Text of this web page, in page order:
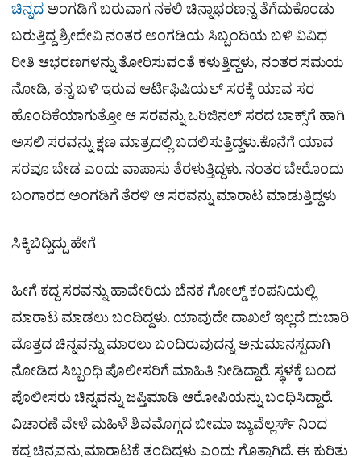
ಚಿನ್ನದಅಂಗಡಿಗೆ ಬರುವಾಗ ನಕಲಿ ಚಿನ್ನಾಭರಣನ್ನ ತೆಗೆದುಕೊಂಡು
ಬರುತ್ತಿದ್ದ ಶ್ರೀದೇವಿ ನಂತರ ಅಂಗಡಿಯ ಸಿಬ್ಬಂದಿಯ ಬಳಿ ವಿವಿಧ
ರೀತಿ ಆಭರಣಗಳನ್ನು ತೋರಿಸುವಂತೆ ಕಳುತ್ತಿದ್ದಳು, ನಂತರ ಸಮಯ
ನೋಡಿ, ತನ್ನ ಬಳಿ ಇರುವ ಆರ್ಟಿಫಿಷಿಯಲ್​ ಸರಕ್ಕೆ ಯಾವ ಸರ
ಹೊಂದಿಕೆಯಾಗುತ್ತೋ ಆ ಸರವನ್ನು ಒರಿಜಿನಲ್​ ಸರದ ಬಾಕ್ಸ್​ಗೆ ಹಾಗಿ
ಅಸಲಿ ಸರವನ್ನು ಕ್ಷಣ ಮಾತ್ರದಲ್ಲಿ ಬದಲಿಸುತ್ತಿದ್ದಳು.ಕೊನೆಗೆ ಯಾವ
ಸರವೂ ಬೇಡ ಎಂದು ವಾಪಾಸು ತೆರಳುತ್ತಿದ್ದಳು. ನಂತರ ಬೇರೊಂದು
ಬಂಗಾರದ ಅಂಗಡಿಗೆ ತೆರಳಿ ಆ ಸರವನ್ನು ಮಾರಾಟ ಮಾಡುತ್ತಿದ್ದಳು
ಸಿಕ್ಕಿಬಿದ್ದಿದ್ದು ಹೇಗೆ
ಹೀಗೆ ಕದ್ದ ಸರವನ್ನು ಹಾವೇರಿಯ ಬೆನಕ ಗೋಲ್ಡ್​ ಕಂಪನಿಯಲ್ಲಿ
ಮಾರಾಟ ಮಾಡಲು ಬಂದಿದ್ದಳು. ಯಾವುದೇ ದಾಖಲೆ ಇಲ್ಲದೆ ದುಬಾರಿ
ಮೊತ್ತದ ಚಿನ್ನವನ್ನು ಮಾರಲು ಬಂದಿರುವುದನ್ನ ಅನುಮಾನಸ್ಪದಾಗಿ
ನೋಡಿದ ಸಿಬ್ಬಂಧಿ ಪೊಲೀಸರಿಗೆ ಮಾಹಿತಿ ನೀಡಿದ್ದಾರೆ. ಸ್ಥಳಕ್ಕೆ ಬಂದ
ಪೊಲೀಸರು ಚಿನ್ನವನ್ನು ಜಪ್ತಿಮಾಡಿ ಆರೋಪಿಯನ್ನು ಬಂಧಿಸಿದ್ದಾರೆ.
ವಿಚಾರಣೆ ವೇಳೆ ಮಹಿಳೆ ಶಿವಮೊಗ್ಗದ ಬೀಮಾ ಜ್ಯುವೆಲ್ಲರ್ಸ್​ ನಿಂದ